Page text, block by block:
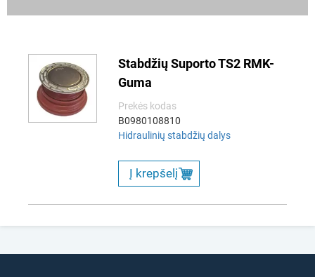
Stabdžių Suporto TS2 RMK-
Guma
Prekės kodas
B0980108810
Hidraulinių stabdžių dalys
Į krepšelį